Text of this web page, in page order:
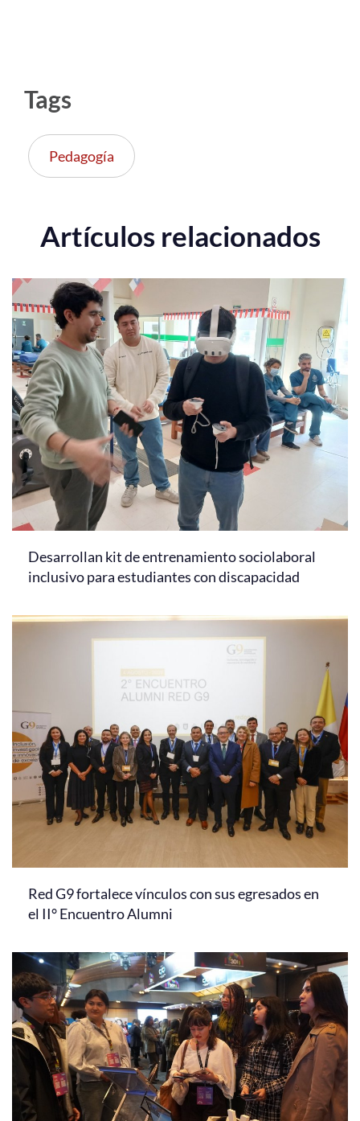
Tags
Pedagogía
Artículos relacionados
Desarrollan kit de entrenamiento sociolaboral
inclusivo para estudiantes con discapacidad
Red G9 fortalece vínculos con sus egresados en
el II° Encuentro Alumni